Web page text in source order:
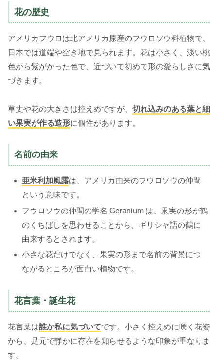
花の歴史
アメリカフウロは北アメリカ原産のフウロソウ科植物で、
日本では道端や空き地で見られます。花は小さく、淡い桃
色から紫がかった色で、近づいて初めて形の愛らしさに気
づきます。
草丈や花の大きさは控えめですが、 切れ込みのある葉と細
い果実が作る造形に個性があります。
名前の由来
亜米利加風露は、アメリカ由来のフウロソウの仲間
という意味です。
フウロソウの仲間の学名 Geranium は、果実の形が鶴
のくちばしを思わせることから、ギリシャ語の鶴に
由来するとされます。
小さな花だけでなく、果実の形まで名前の背景につ
ながるところが面白い植物です。
花言葉・誕生花
花言葉は誰か私に気づいてです。小さく控えめに咲く花姿
から、足元で静かに存在を知らせるような印象が重なりま
す。